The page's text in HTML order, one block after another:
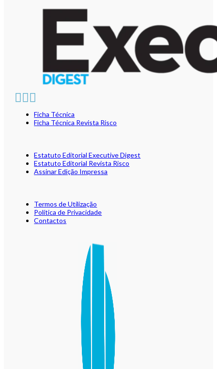
Ficha Técnica
Ficha Técnica Revista Risco
Estatuto Editorial Executive Digest
Estatuto Editorial Revista Risco
Assinar Edição Impressa
Termos de Utilização
Política de Privacidade
Contactos